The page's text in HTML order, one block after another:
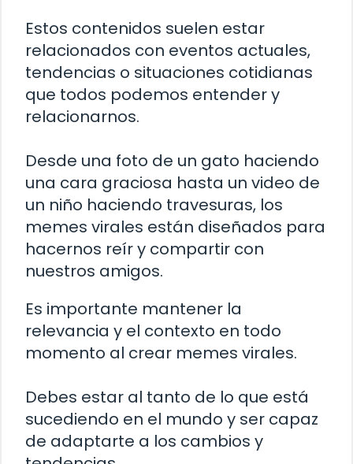
Estos contenidos suelen estar
relacionados con eventos actuales,
tendencias o situaciones cotidianas
que todos podemos entender y
relacionarnos.
Desde una foto de un gato haciendo
una cara graciosa hasta un video de
un niño haciendo travesuras, los
memes virales están diseñados para
hacernos reír y compartir con
nuestros amigos.
Es importante mantener la
relevancia y el contexto en todo
momento al crear memes virales.
Debes estar al tanto de lo que está
sucediendo en el mundo y ser capaz
de adaptarte a los cambios y